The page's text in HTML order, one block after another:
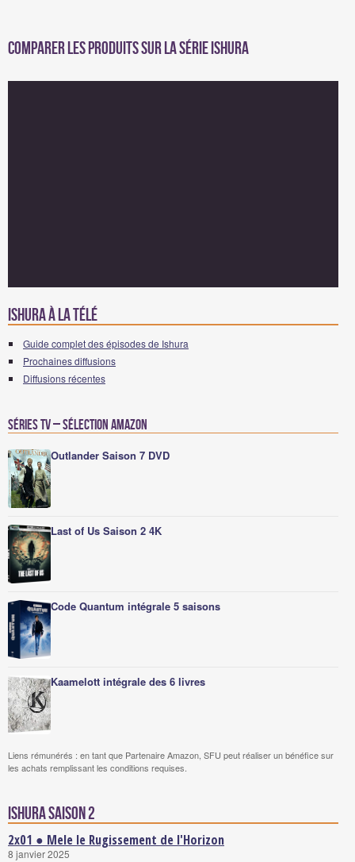
Comparer les produits sur la série Ishura
Ishura à la télé
Guide complet des épisodes de Ishura
Prochaines diffusions
Diffusions récentes
Séries TV – Sélection Amazon
Outlander Saison 7 DVD
Last of Us Saison 2 4K
Code Quantum intégrale 5 saisons
Kaamelott intégrale des 6 livres
Liens rémunérés : en tant que Partenaire Amazon, SFU peut réaliser un bénéfice sur
les achats remplissant les conditions requises.
Ishura saison 2
2x01 ● Mele le Rugissement de l'Horizon
8 janvier 2025